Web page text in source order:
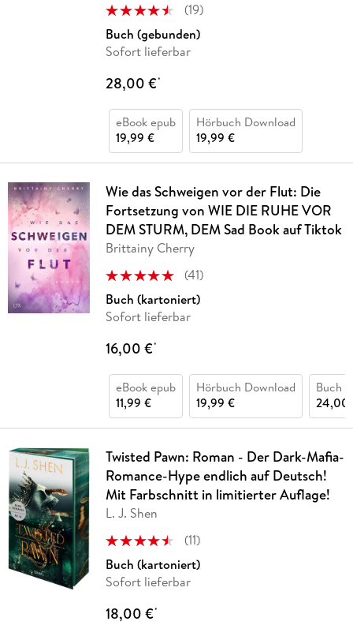
(19)
Buch (gebunden)
Sofort lieferbar
28,00 €*
eBook epub
19,99 €
Hörbuch Download
19,99 €
Wie das Schweigen vor der Flut: Die
Fortsetzung von WIE DIE RUHE VOR
DEM STURM, DEM Sad Book auf Tiktok
Brittainy Cherry
(41)
Buch (kartoniert)
Sofort lieferbar
16,00 €*
eBook epub
11,99 €
Hörbuch Download
19,99 €
Buch
24,00
Twisted Pawn: Roman - Der Dark-Mafia-
Romance-Hype endlich auf Deutsch!
Mit Farbschnitt in limitierter Auflage!
L. J. Shen
(11)
Buch (kartoniert)
Sofort lieferbar
18,00 €*